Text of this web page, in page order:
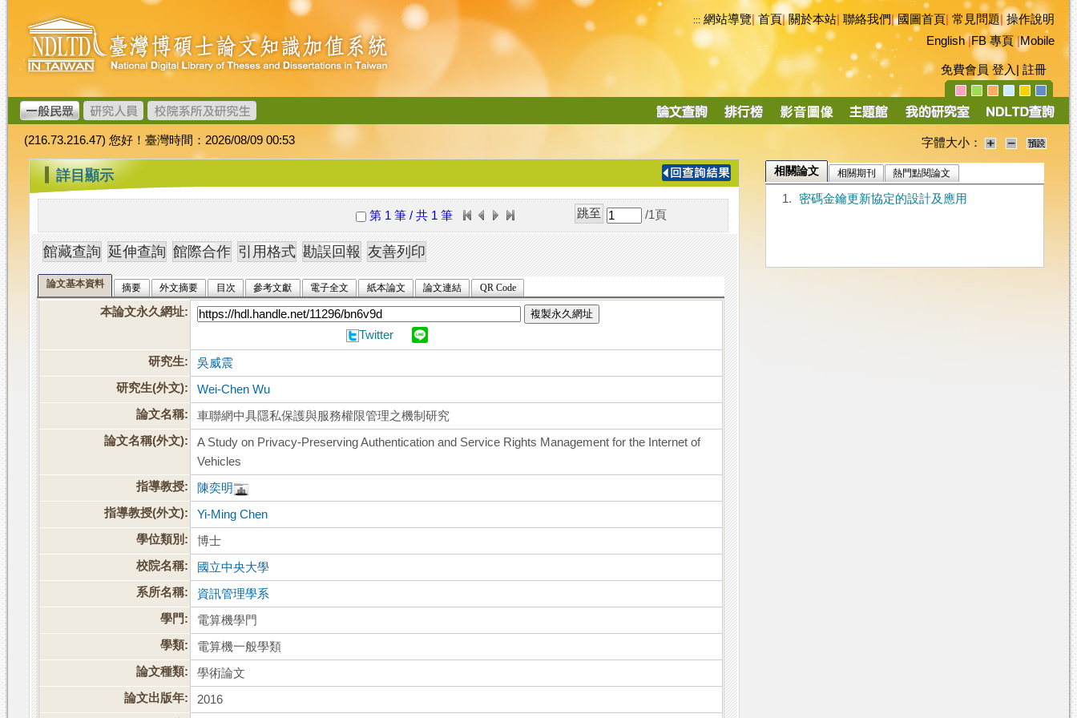
跳
到
主
要
內
容
臺
灣
博
碩
士
論
文
加
值
系
統
::: 網站導覽|首頁|關於本站 聯絡我們|國圖首頁 常見問題|操作說明
English|FB 專頁|Mobile
免費會員 登入 註冊
導
(216.73.216.47) 您好！臺灣時間：2026/08/09 00:53 字體大小：
::: 詳目顯示
第 1 筆 / 共 1 筆 /1 頁
論文基本資料 摘要 外文摘要 目次 參考文獻 電子全文 紙本論文 論文連結 QR Code
本論文永久網址: 複製永久網址
Twitter
研究生:
吳威震
研究生(外文):
Wei-Chen Wu
論文名稱:
車聯網中具隱私保護與服務權限管理之機制研究
論文名稱(外文):
A Study on Privacy-Preserving Authentication and Service Rights Management for the Internet of
Vehicles
指導教授:
陳奕明
指導教授(外文):
Yi-Ming Chen
學位類別:
博士
校院名稱:
國立中央大學
系所名稱:
資訊管理學系
學門:
電算機學門
學類:
電算機一般學類
論文種類:
學術論文
論文出版年:
2016
相關論文 相關期刊 熱門點閱論文
1. 密碼金鑰更新協定的設計及應用